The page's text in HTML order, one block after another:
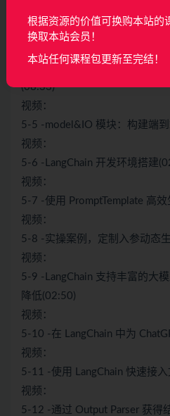
的迁移(12:02)
(08:33)
视频：
5-5 -model&IO 模块：构建端
视频：
5-6 -LangChain 开发环境搭建
视频：
5-7 -使用 PromptTemplate 高
视频：
5-8 -实操案例，定制入参动态
视频：
5-9 -LangChain 支持丰富的大
降低(02:50)
视频：
5-10 -在 LangChain 中为
视频：
5-11 -使用 LangChain 快速接
视频：
5-12 -通过 Output Parser 获得
根据资源的价值可换购本站的
换取本站会员！
本站任何课程包更新至完结！